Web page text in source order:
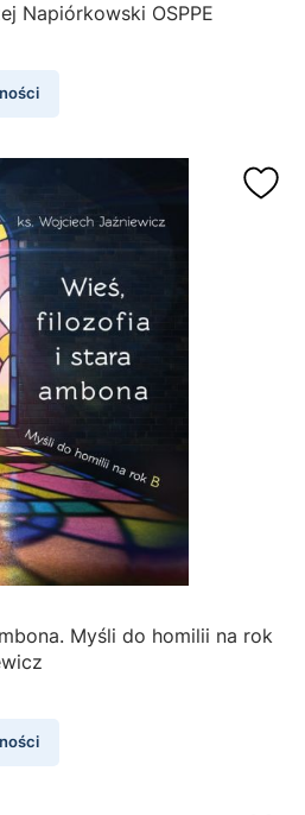
Napiórkowski OSPPE
Myśli do homilii na rok